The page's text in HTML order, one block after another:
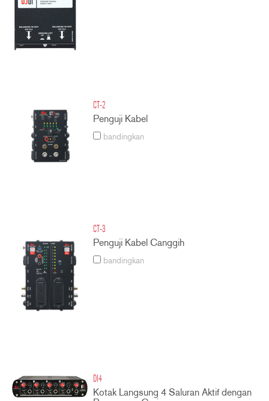
CT-2
Penguji Kabel
bandingkan
CT-3
Penguji Kabel Canggih
bandingkan
DI4
Kotak Langsung 4 Saluran Aktif dengan